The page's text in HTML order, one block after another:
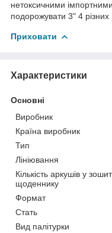
нетоксичними
подорожувати 3" 4 різних
Приховати
Характеристики
Основні
Виробник
Країна виробник
Тип
Лініювання
Кількість аркушів у
щоденнику
Формат
Стать
Вид палітурки